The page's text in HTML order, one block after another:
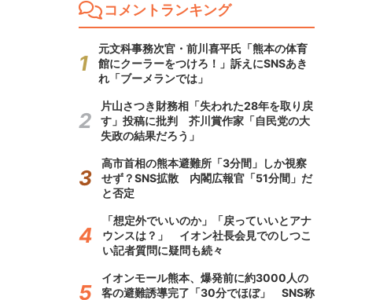
コメントランキング
元文科事務次官・前川喜平氏「熊本の体育
館にクーラーをつけろ！」訴えにSNSあき
れ「ブーメランでは」
片山さつき財務相「失われた28年を取り戻
す」投稿に批判 芥川賞作家「自民党の大
失政の結果だろう」
高市首相の熊本避難所「3分間」しか視察
せず？SNS拡散 内閣広報官「51分間」だ
と否定
「想定外でいいのか」「戻っていいとアナ
ウンスは？」 イオン社長会見でのしつこ
い記者質問に疑問も続々
イオンモール熊本、爆発前に約3000人の
客の避難誘導完了「30分でほぼ」 SNS称